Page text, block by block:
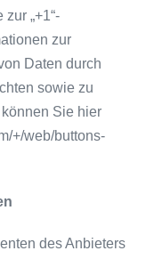
„+1“-
zur
Daten durch
sowie zu
Sie hier
+/web/buttons-
des Anbieters